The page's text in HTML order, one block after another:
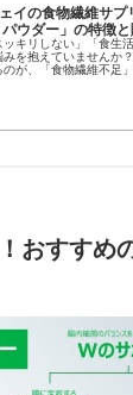
イの食物繊維サ
ウダー」の特徴
ッキリしない」「食
みを抱えていませんか
のが、「食物繊維不足
おすすめ